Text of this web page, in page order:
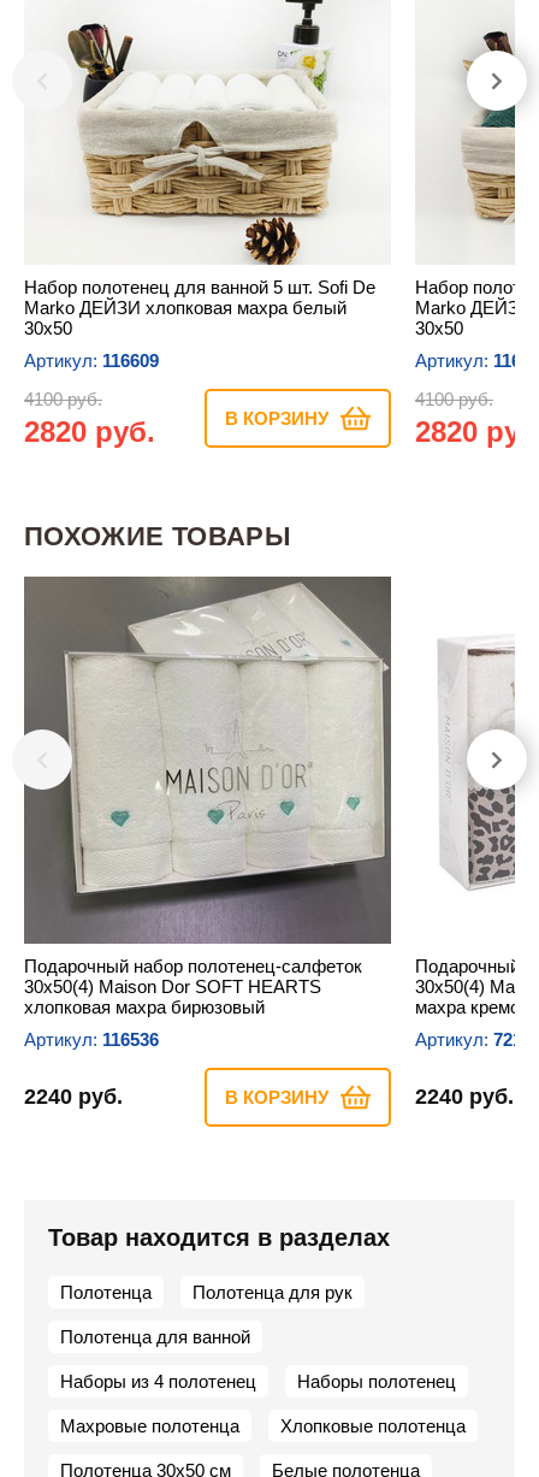
Набор полотенец для ванной 5 шт. Sofi De
Marko ДЕЙЗИ хлопковая махра белый
30х50
Артикул: 116609
4100 руб.
2820 руб. В КОРЗИНУ
Набор
Marko ДЕЙЗИ
30х50
Артикул:
4100 руб.
2820
ПОХОЖИЕ ТОВАРЫ
Подарочный набор полотенец-салфеток
30х50(4) Maison Dor SOFT HEARTS
хлопковая махра бирюзовый
Артикул: 116536
2240 руб. В КОРЗИНУ
Подарочный
30х50(4)
махра
Артикул: 72116
2240 руб.
Товар находится в разделах
Полотенца Полотенца для рук
Полотенца для ванной
Наборы из 4 полотенец Наборы полотенец
Махровые полотенца Хлопковые полотенца
Полотенца 30х50 см Белые полотенца